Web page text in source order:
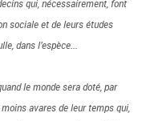
qui, nécessairement, font
sociale et de leurs études
dans l’espèce...
le monde sera doté, par
avares de leur temps qui,